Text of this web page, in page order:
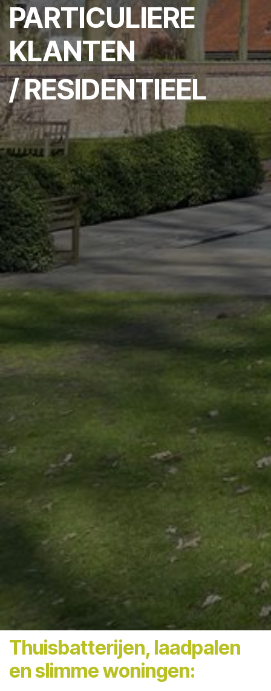
PARTICULIERE
KLANTEN
/ RESIDENTIEEL
Thuisbatterijen, laadpalen
en slimme woningen: